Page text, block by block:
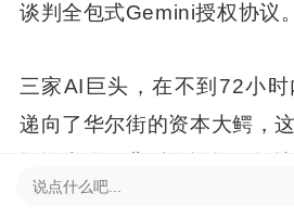
谈判全包式Gemini授权协议。
三家AI巨头，在不到72小
递向了华尔街的资本大鳄，
刻：AI竞赛的下半场是“落